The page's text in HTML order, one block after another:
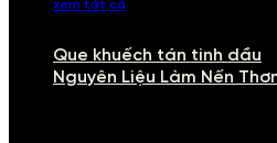
xem tất cả
Que khuếch tán tinh dầu
Nguyên Liệu Làm Nến